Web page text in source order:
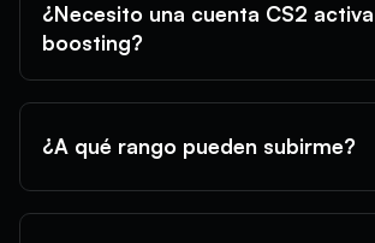
¿Necesito una cuenta CS2
boosting?
¿A qué rango pueden subirme?